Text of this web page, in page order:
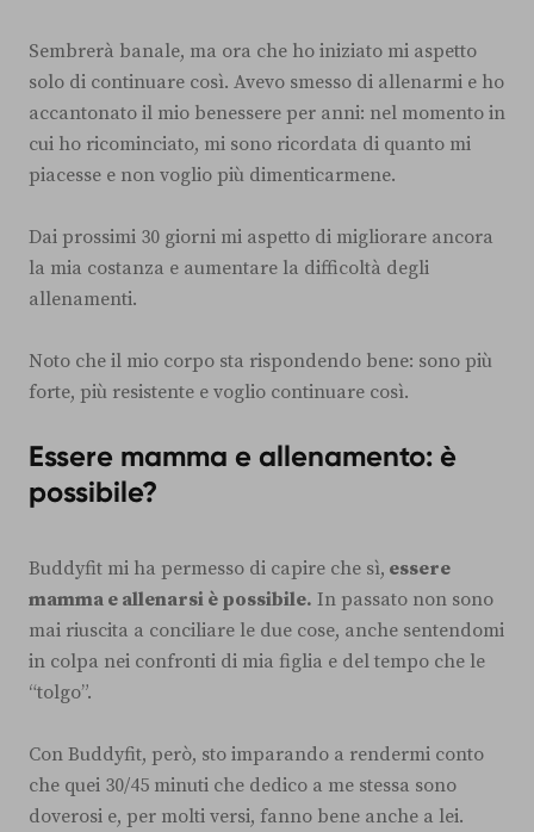
Sembrerà banale, ma ora che ho iniziato mi aspetto
solo di continuare così. Avevo smesso di allenarmi e ho
accantonato il mio benessere per anni: nel momento in
cui ho ricominciato, mi sono ricordata di quanto mi
piacesse e non voglio più dimenticarmene.
Dai prossimi 30 giorni mi aspetto di migliorare ancora
la mia costanza e aumentare la difficoltà degli
allenamenti.
Noto che il mio corpo sta rispondendo bene: sono più
forte, più resistente e voglio continuare così.
Essere mamma e allenamento: è
possibile?
Buddyfit mi ha permesso di capire che sì, essere
mamma e allenarsi è possibile. In passato non sono
mai riuscita a conciliare le due cose, anche sentendomi
in colpa nei confronti di mia figlia e del tempo che le
“tolgo”.
Con Buddyfit, però, sto imparando a rendermi conto
che quei 30/45 minuti che dedico a me stessa sono
doverosi e, per molti versi, fanno bene anche a lei.